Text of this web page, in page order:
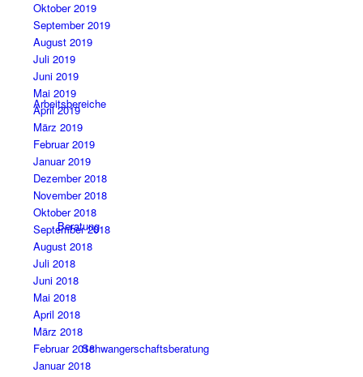
Arbeitsbereiche
Beratung
Schwangerschaftsberatung
Oktober 2019
September 2019
August 2019
Juli 2019
Juni 2019
Mai 2019
April 2019
März 2019
Februar 2019
Januar 2019
Dezember 2018
November 2018
Oktober 2018
September 2018
August 2018
Juli 2018
Juni 2018
Mai 2018
April 2018
März 2018
Februar 2018
Januar 2018